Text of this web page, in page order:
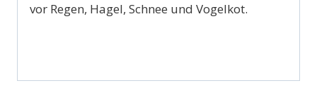
vor Regen, Hagel, Schnee und Vogelkot.